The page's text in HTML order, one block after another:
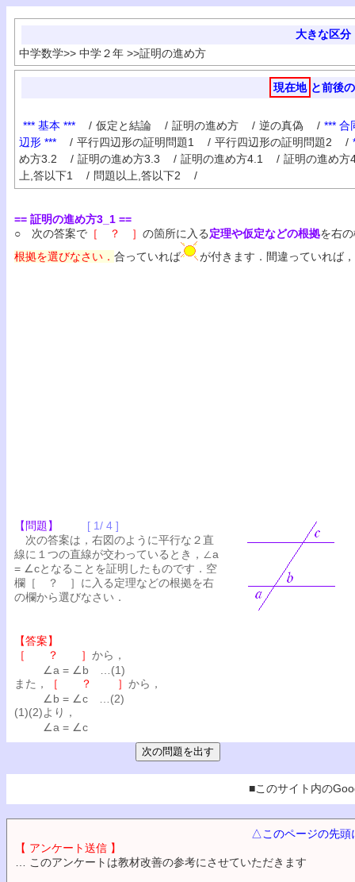
大きな区分
中学数学>> 中学２年 >>証明の進め方
現在地 と前後
*** 基本 *** / 仮定と結論 / 証明の進め方 / 逆の真偽 / *** 合
辺形 ***
/ 平行四辺形の証明問題1 / 平行四辺形の証明問題2 /
め方3.2
/ 証明の進め方3.3 / 証明の進め方4.1 / 証明の進め方
上,答以下1
/ 問題以上,答以下2 /
== 証明の進め方3_1 ==
○ 次の答案で ［ ？ ］ の箇所に入る定理や仮定などの根拠を右
根拠を選びなさい． 合っていれば が付きます．間違っていれば，
【問題】
[ 1/ 4 ]
次の答案は，右図のように平行な２直
線に１つの直線が交わっているとき，∠a
= ∠cとなることを証明したものです．空
欄［ ？ ］に入る定理などの根拠を右
の欄から選びなさい．
【答案】
［ ？ ］ から，
∠a = ∠b …(1)
また，
［ ？ ］ から，
∠b = ∠c …(2)
(1)(2)より，
∠a = ∠c
■このサイト内の
△このページの先
【 アンケート送信 】
… このアンケートは教材改善の参考にさせていただきます